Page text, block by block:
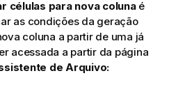
células para nova colunaé
as condições da geração
coluna a partir de uma já
acessada a partir da página
de Arquivo: